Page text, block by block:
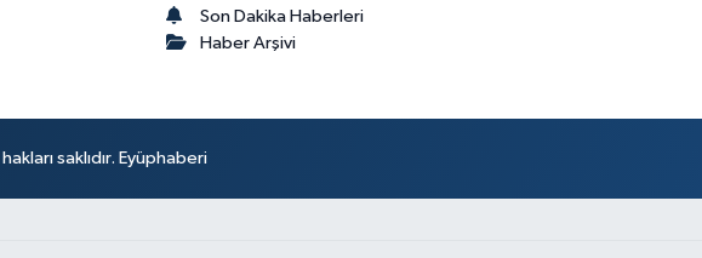
Son Dakika Haberleri
Haber Arşivi
saklıdır. Eyüphaberi